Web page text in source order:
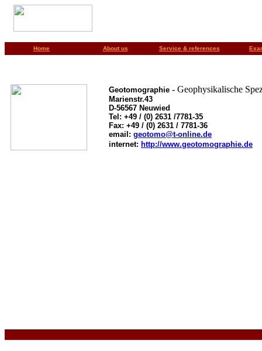
Home About us Service & references
Geotomographie - Geophysikalische
Marienstr.43
D-56567 Neuwied
Tel: +49 / (0) 2631 /7781-35
Fax: +49 / (0) 2631 / 7781-36
email: geotomo@t-online.de
internet: http://www.geotomographie.de